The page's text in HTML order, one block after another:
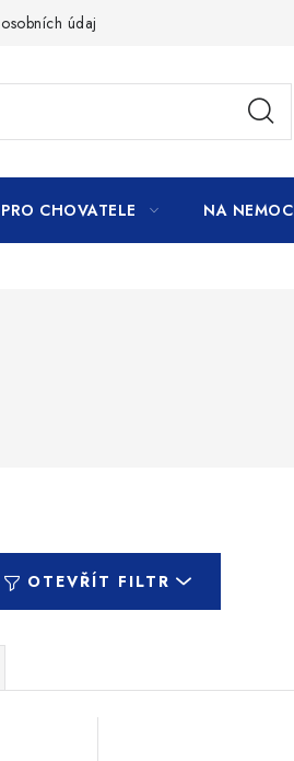
údajů
PRO CHOVATELE NA
OTEVŘÍT FILTR